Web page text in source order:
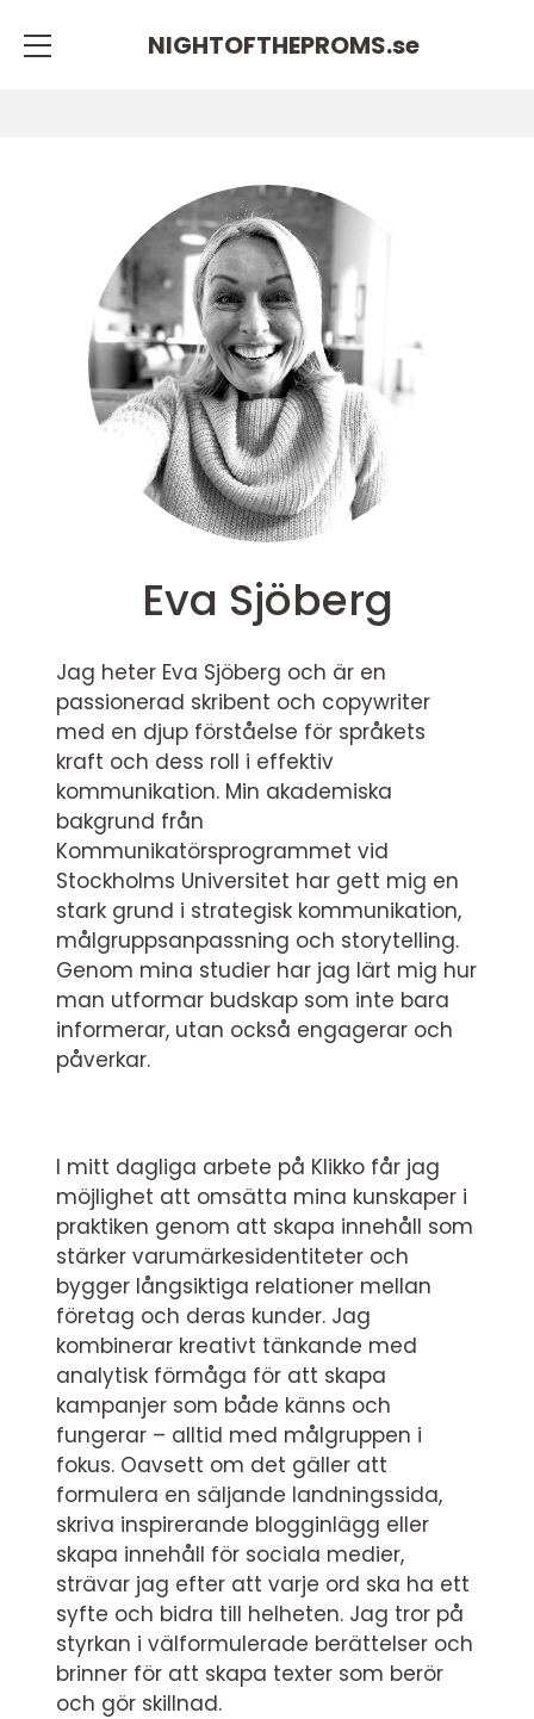
NIGHTOFTHEPROMS.se
Eva Sjöberg
Jag heter Eva Sjöberg och är en
passionerad skribent och copywriter
med en djup förståelse för språkets
kraft och dess roll i effektiv
kommunikation. Min akademiska
bakgrund från
Kommunikatörsprogrammet vid
Stockholms Universitet har gett mig en
stark grund i strategisk kommunikation,
målgruppsanpassning och storytelling.
Genom mina studier har jag lärt mig hur
man utformar budskap som inte bara
informerar, utan också engagerar och
påverkar.
I mitt dagliga arbete på Klikko får jag
möjlighet att omsätta mina kunskaper i
praktiken genom att skapa innehåll som
stärker varumärkesidentiteter och
bygger långsiktiga relationer mellan
företag och deras kunder. Jag
kombinerar kreativt tänkande med
analytisk förmåga för att skapa
kampanjer som både känns och
fungerar – alltid med målgruppen i
fokus. Oavsett om det gäller att
formulera en säljande landningssida,
skriva inspirerande blogginlägg eller
skapa innehåll för sociala medier,
strävar jag efter att varje ord ska ha ett
syfte och bidra till helheten. Jag tror på
styrkan i välformulerade berättelser och
brinner för att skapa texter som berör
och gör skillnad.